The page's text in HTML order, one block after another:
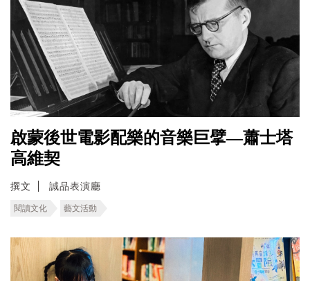
啟蒙後世電影配樂的音樂巨擘—蕭士塔
高維契
撰文 誠品表演廳
閱讀文化 藝文活動